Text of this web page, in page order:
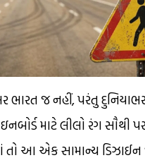
જ નહીં, પરંતુ
માટે લીલો રંગ સૌથી
તો આ એક સામાન્ય